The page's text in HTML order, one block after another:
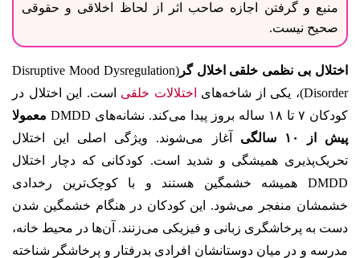
منبع و گرفتن اجازه صاحب اثر از لحاظ اخلاقی و حقوقی
صحیح نیست.
اختلال بی نظمی خلقی اخلال گر (Disruptive Mood Dysregulation
Disorder)، یکی از شاخه‌های
اختلالات خلقی است. این اختلال در
کودکان ۷ تا ۱۸ ساله بروز پیدا می‌کند. نشانه‌های DMDD
معمولا
پیش از ۱۰ سالگی
آغاز می‌شوند. ویژگی اصلی این اختلال
تحریک‌پذیری همیشگی و شدید است. کودکانی که دچار اختلال
DMDD همیشه خشمگین هستند و با کوچک‌ترین رخدادی
خشمشان منفجر می‌شود. این کودکان در هنگام خشمگین شدن
دست به پرخاشگری زبانی و فیزیکی می‌زنند. آن‌ها در محیط خانه،
مدرسه و در میان دوستانشان افرادی بدرفتار و پرخاشگر شناخته